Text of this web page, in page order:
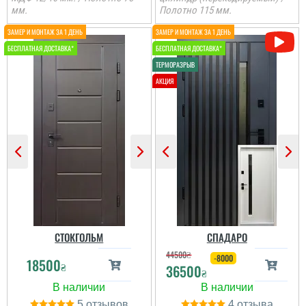
вибір і дуже
сподобалась дана
модель. Встановили
швидко через три дні
після замовлення....
читати всі відгуки
мм.
Полотно 115 мм.
СТОКГОЛЬМ
18500₴
СПАДАРО
44500₴
36500₴
-8000